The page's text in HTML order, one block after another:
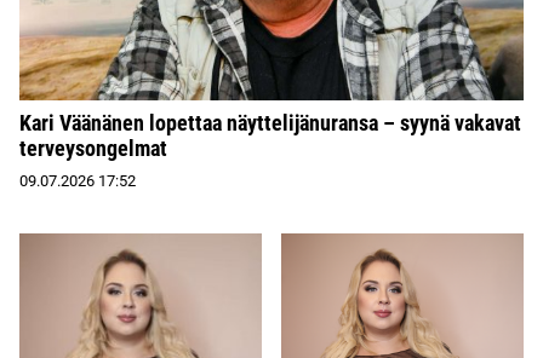
Kari Väänänen lopettaa näyttelijänuransa – syynä vakavat
terveysongelmat
09.07.2026 17:52